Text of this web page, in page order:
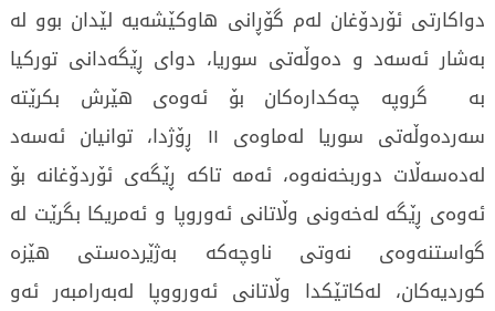
دواکارتی ئۆردۆغان لەم گۆڕانی هاوکێشەیە لێدان بوو لە
بەشار ئەسەد و دەوڵەتی سوریا، دوای ڕێگەدانی تورکیا
بە گروپە چەکدارەکان بۆ ئەوەی هێرش بکرێتە
سەردەوڵەتی سوریا لەماوەی ١١ ڕۆژدا، توانیان ئەسەد
لەدەسەڵات دوربخەنەوە، ئەمە تاکە ڕێگەی ئۆردۆغانە بۆ
ئەوەی ڕێگە لەخەونی وڵاتانی ئەوروپا و ئەمریکا بگرێت لە
گواستنەوەی نەوتی ناوچەکە بەژێردەستی هێزە
کوردیەکان، لەکاتێکدا وڵاتانی ئەورووپا لەبەرامبەر ئەو